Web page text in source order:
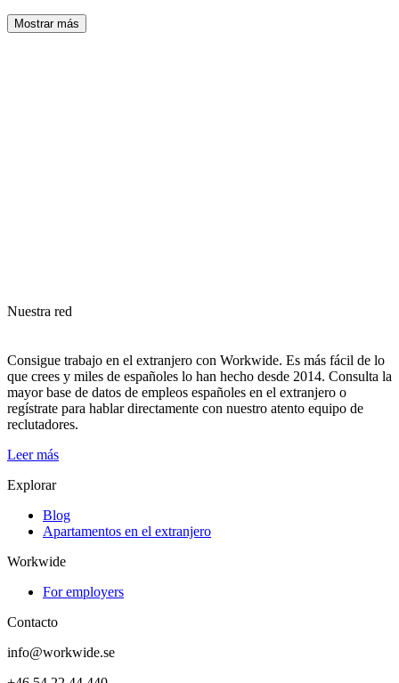
Mostrar más
Nuestra red
Consigue trabajo en el extranjero con Workwide. Es más fácil de lo
que crees y miles de españoles lo han hecho desde 2014. Consulta la
mayor base de datos de empleos españoles en el extranjero o
regístrate para hablar directamente con nuestro atento equipo de
reclutadores.
Leer más
Explorar
Blog
Apartamentos en el extranjero
Workwide
For employers
Contacto
info@workwide.se